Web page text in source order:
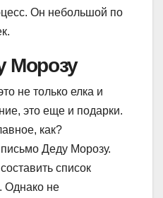
Он небольшой по
Морозу
не только елка и
это еще и подарки.
как?
Деду Морозу.
список
Однако не